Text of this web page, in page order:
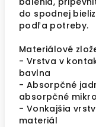
do spodnej
podľa potreby.
Materiálové
- Vrstva v
bavlna
- Absorpčné
absorpčné
- Vonkajšia
materiál